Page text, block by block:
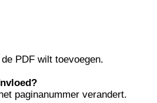
PDF wilt toevoegen.
paginanummer verandert.